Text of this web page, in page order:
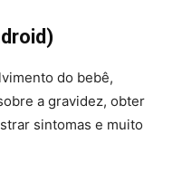
do bebê,
a gravidez, obter
sintomas e muito